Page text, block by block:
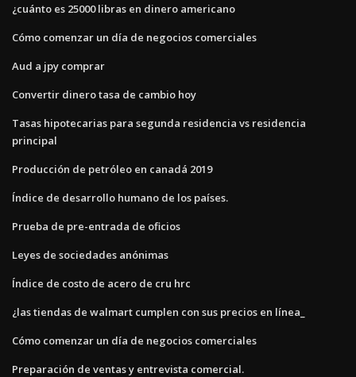
¿cuánto es 25000 libras en dinero americano
Cómo comenzar un día de negocios comerciales
Aud a jpy comprar
Convertir dinero tasa de cambio hoy
Tasas hipotecarias para segunda residencia vs residencia
principal
Producción de petróleo en canadá 2019
Índice de desarrollo humano de los países.
Prueba de pre-entrada de oficios
Leyes de sociedades anónimas
Índice de costo de acero de cru hrc
¿las tiendas de walmart cumplen con sus precios en línea_
Cómo comenzar un día de negocios comerciales
Preparación de ventas y entrevista comercial.